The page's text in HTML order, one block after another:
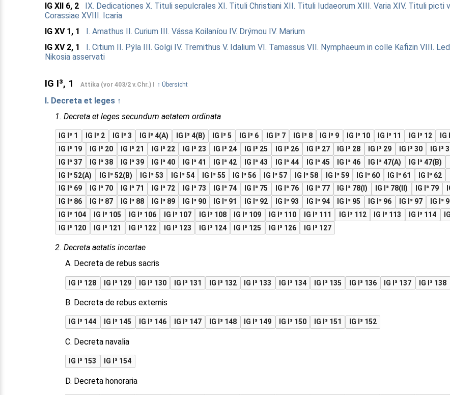
IG XII 6, 2
IX. Dedicationes X. Tituli sepulcrales XI. Tituli Christiani XII. Tituli Iudaeorum XIII. Varia XIV. Tituli picti
Corassiae XVIII. Icaria
IG XV 1, 1
I. Amathus II. Curium III. Vássa Koilaníou IV. Drýmou IV. Marium
IG XV 2, 1
I. Citium II. Pýla III. Golgi IV. Tremithus V. Idalium VI. Tamassus VII. Nymphaeum in colle Kafizin VIII.
Nikosia asservati
IG I³, 1 Attika (vor 403/2 v.Chr.) I ↑ Übersicht
I. Decreta et leges ↑
1. Decreta et leges secundum aetatem ordinata
IG I³ 1 IG I³ 2 IG I³ 3 IG I³ 4(A) IG I³ 4(B) IG I³ 5 IG I³ 6 IG I³ 7 IG I³ 8 IG I³ 9 IG I³ 10 IG I³ 11 IG I³ 12 IG
IG I³ 19
IG I³ 20 IG I³ 21 IG I³ 22 IG I³ 23 IG I³ 24 IG I³ 25 IG I³ 26 IG I³ 27 IG I³ 28 IG I³ 29 IG I³ 30 IG I³
IG I³ 37
IG I³ 38 IG I³ 39 IG I³ 40 IG I³ 41 IG I³ 42 IG I³ 43 IG I³ 44 IG I³ 45 IG I³ 46 IG I³ 47(A) IG I³ 47(B)
IG I³ 52(A)
IG I³ 52(B) IG I³ 53 IG I³ 54 IG I³ 55 IG I³ 56 IG I³ 57 IG I³ 58 IG I³ 59 IG I³ 60 IG I³ 61 IG I³ 62
IG I³ 69
IG I³ 70 IG I³ 71 IG I³ 72 IG I³ 73 IG I³ 74 IG I³ 75 IG I³ 76 IG I³ 77 IG I³ 78(I) IG I³ 78(II) IG I³ 79
IG I³ 86
IG I³ 87 IG I³ 88 IG I³ 89 IG I³ 90 IG I³ 91 IG I³ 92 IG I³ 93 IG I³ 94 IG I³ 95 IG I³ 96 IG I³ 97 IG I³
IG I³ 104
IG I³ 105 IG I³ 106 IG I³ 107 IG I³ 108 IG I³ 109 IG I³ 110 IG I³ 111 IG I³ 112 IG I³ 113 IG I³ 114
IG I³ 120
IG I³ 121 IG I³ 122 IG I³ 123 IG I³ 124 IG I³ 125 IG I³ 126 IG I³ 127
2. Decreta aetatis incertae
A. Decreta de rebus sacris
IG I³ 128 IG I³ 129 IG I³ 130 IG I³ 131 IG I³ 132 IG I³ 133 IG I³ 134 IG I³ 135 IG I³ 136 IG I³ 137 IG I³ 138
B. Decreta de rebus externis
IG I³ 144 IG I³ 145 IG I³ 146 IG I³ 147 IG I³ 148 IG I³ 149 IG I³ 150 IG I³ 151 IG I³ 152
C. Decreta navalia
IG I³ 153 IG I³ 154
D. Decreta honoraria